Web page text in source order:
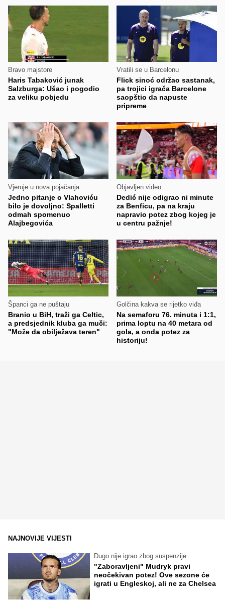
Bravo majstore
Haris Tabaković junak
Salzburga: Ušao i pogodio
za veliku pobjedu
Vratili se u Barcelonu
Flick sinoć održao sastanak,
pa trojici igrača Barcelone
saopštio da napuste
pripreme
Vjeruje u nova pojačanja
Jedno pitanje o Vlahoviću
bilo je dovoljno: Spalletti
odmah spomenuo
Alajbegovića
Objavljen video
Dedić nije odigrao ni minute
za Benficu, pa na kraju
napravio potez zbog kojeg je
u centru pažnje!
Španci ga ne puštaju
Branio u BiH, traži ga Celtic,
a predsjednik kluba ga muči:
"Može da obilježava teren"
Golčina kakva se rijetko viđa
Na semaforu 76. minuta i 1:1,
prima loptu na 40 metara od
gola, a onda potez za
historiju!
NAJNOVIJE VIJESTI
Dugo nije igrao zbog suspenzije
"Zaboravljeni" Mudryk pravi
neočekivan potez! Ove sezone će
igrati u Engleskoj, ali ne za Chelsea